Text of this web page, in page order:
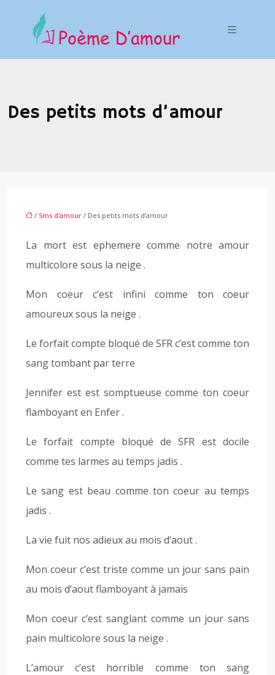
Des petits mots d’amour
/ Sms d'amour / Des petits mots d’amour
La mort est ephemere comme notre amour
multicolore sous la neige .
Mon coeur c’est infini comme ton coeur
amoureux sous la neige .
Le forfait compte bloqué de SFR c’est comme ton
sang tombant par terre
Jennifer est est somptueuse comme ton coeur
flamboyant en Enfer .
Le forfait compte bloqué de SFR est docile
comme tes larmes au temps jadis .
Le sang est beau comme ton coeur au temps
jadis .
La vie fuit nos adieux au mois d’aout .
Mon coeur c’est triste comme un jour sans pain
au mois d’aout flamboyant à jamais
Mon coeur c’est sanglant comme un jour sans
pain multicolore sous la neige .
L’amour c’est horrible comme ton sang